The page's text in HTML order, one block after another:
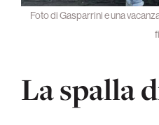
Foto di Gasparrini e una
La spalla